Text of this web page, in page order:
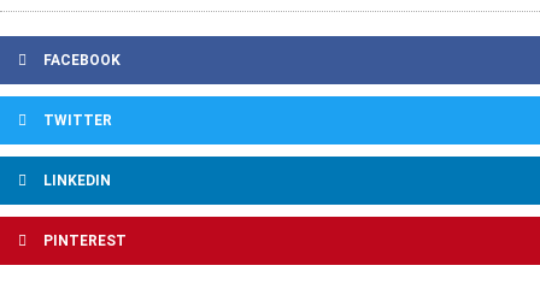
FACEBOOK
TWITTER
LINKEDIN
PINTEREST